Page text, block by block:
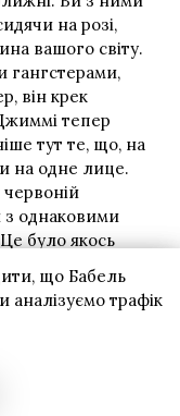
що Бабель
трафік